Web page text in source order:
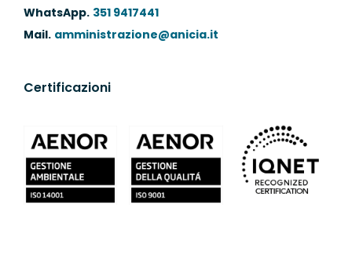
WhatsApp. 351 9417441
Mail. amministrazione@anicia.it
Certificazioni